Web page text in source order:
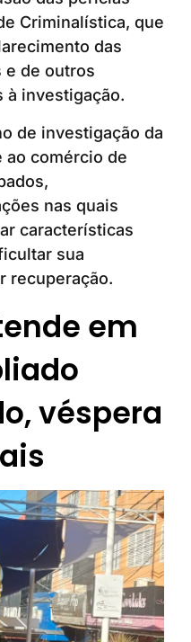
Criminalística, que
das
e de outros
à investigação.
de investigação da
ao comércio de
nas quais
características
sua
recuperação.
em
véspera